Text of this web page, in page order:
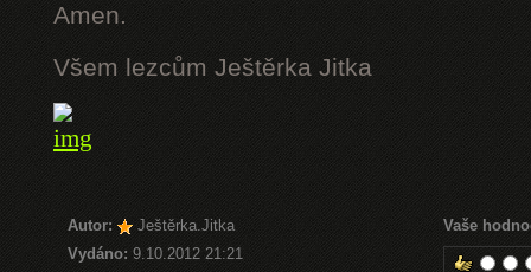
Amen.
Všem lezcům Ještěrka Jitka
Autor:
Ještěrka.Jitka
Vydáno: 9.10.2012 21:21
Vaše